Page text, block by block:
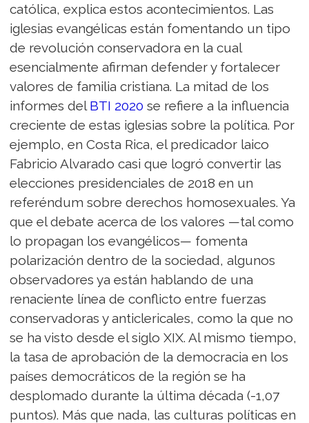
católica, explica estos acontecimientos. Las
iglesias evangélicas están fomentando un tipo
de revolución conservadora en la cual
esencialmente afirman defender y fortalecer
valores de familia cristiana. La mitad de los
informes del BTI 2020 se refiere a la influencia
creciente de estas iglesias sobre la política. Por
ejemplo, en Costa Rica, el predicador laico
Fabricio Alvarado casi que logró convertir las
elecciones presidenciales de 2018 en un
referéndum sobre derechos homosexuales. Ya
que el debate acerca de los valores —tal como
lo propagan los evangélicos— fomenta
polarización dentro de la sociedad, algunos
observadores ya están hablando de una
renaciente línea de conflicto entre fuerzas
conservadoras y anticlericales, como la que no
se ha visto desde el siglo XIX. Al mismo tiempo,
la tasa de aprobación de la democracia en los
países democráticos de la región se ha
desplomado durante la última década (-1,07
puntos). Más que nada, las culturas políticas en